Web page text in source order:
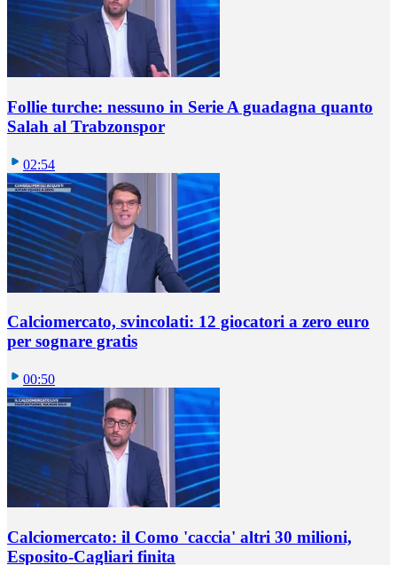
Follie turche: nessuno in Serie A guadagna quanto
Salah al Trabzonspor
02:54
Calciomercato, svincolati: 12 giocatori a zero euro
per sognare gratis
00:50
Calciomercato: il Como 'caccia' altri 30 milioni,
Esposito-Cagliari finita